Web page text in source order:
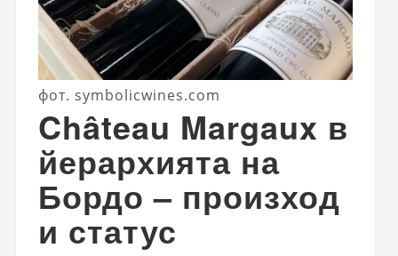
фот. symbolicwines.com
Château Margaux в
йерархията на
Бордо – произход
и статус